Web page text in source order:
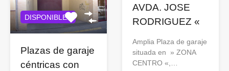
DISPONIBLES
Plazas de garaje
céntricas con
AVDA. JOSE
RODRIGUEZ «
Amplia Plaza de garaje
situada en » ZONA
CENTRO «,…